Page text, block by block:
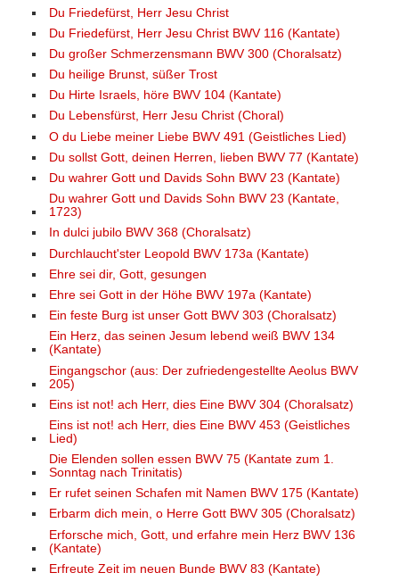
Du Friedefürst, Herr Jesu Christ
Du Friedefürst, Herr Jesu Christ BWV 116 (Kantate)
Du großer Schmerzensmann BWV 300 (Choralsatz)
Du heilige Brunst, süßer Trost
Du Hirte Israels, höre BWV 104 (Kantate)
Du Lebensfürst, Herr Jesu Christ (Choral)
O du Liebe meiner Liebe BWV 491 (Geistliches Lied)
Du sollst Gott, deinen Herren, lieben BWV 77 (Kantate)
Du wahrer Gott und Davids Sohn BWV 23 (Kantate)
Du wahrer Gott und Davids Sohn BWV 23 (Kantate,
1723)
In dulci jubilo BWV 368 (Choralsatz)
Durchlaucht'ster Leopold BWV 173a (Kantate)
Ehre sei dir, Gott, gesungen
Ehre sei Gott in der Höhe BWV 197a (Kantate)
Ein feste Burg ist unser Gott BWV 303 (Choralsatz)
Ein Herz, das seinen Jesum lebend weiß BWV 134
(Kantate)
Eingangschor (aus: Der zufriedengestellte Aeolus BWV
205)
Eins ist not! ach Herr, dies Eine BWV 304 (Choralsatz)
Eins ist not! ach Herr, dies Eine BWV 453 (Geistliches
Lied)
Die Elenden sollen essen BWV 75 (Kantate zum 1.
Sonntag nach Trinitatis)
Er rufet seinen Schafen mit Namen BWV 175 (Kantate)
Erbarm dich mein, o Herre Gott BWV 305 (Choralsatz)
Erforsche mich, Gott, und erfahre mein Herz BWV 136
(Kantate)
Erfreute Zeit im neuen Bunde BWV 83 (Kantate)